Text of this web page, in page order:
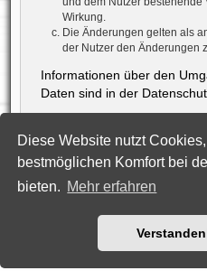
Diese Website nutzt
bestmöglichen Komfort bei
bieten. Mehr erfahren
Wirkung.
Die Änderungen gelten als
der Nutzer den Änderungen
Informationen über den
Daten sind in der
Homepage der DLG Foren-
Powered byphpBB® Forum Software ©
Style: Black-Silver-Split by Joyce&Luna
Nutzungsbedingungen